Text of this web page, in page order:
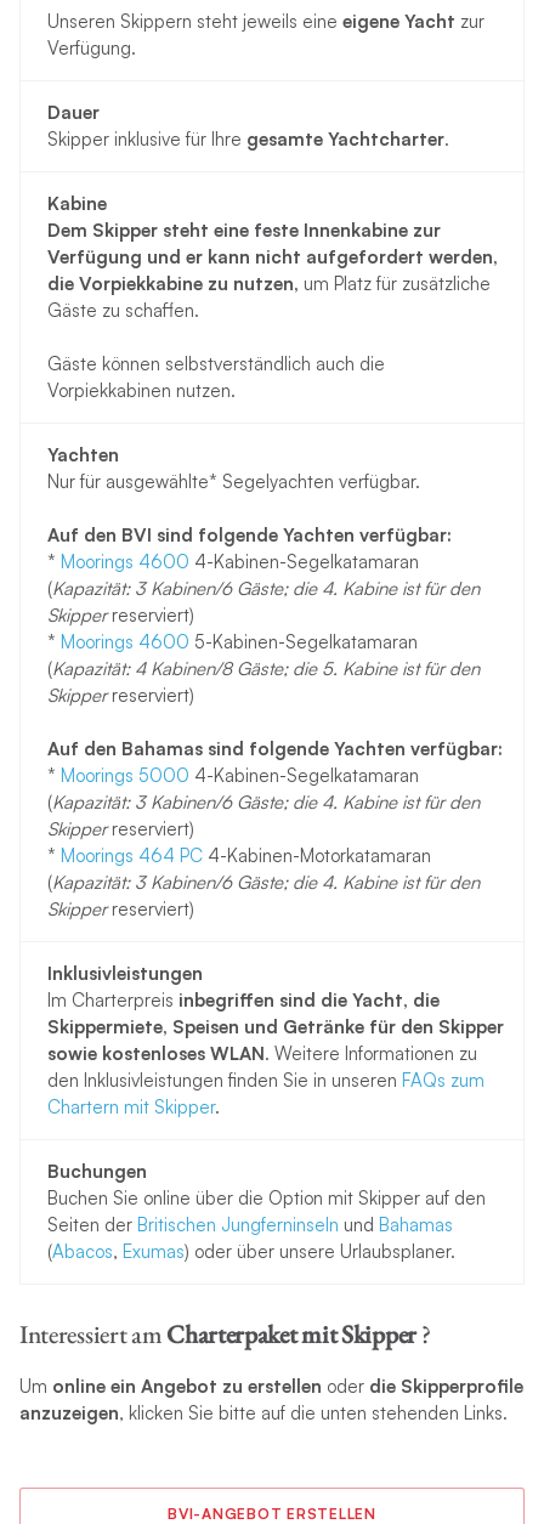
Unseren Skippern steht jeweils eineeigene Yacht zur
Verfügung.
Dauer
Skipper inklusive für Ihre gesamte Yachtcharter.
Kabine
Dem Skipper steht eine feste Innenkabine zur
Verfügung und er kann nicht aufgefordert werden,
die Vorpiekkabine zu nutzen, um Platz für zusätzliche
Gäste zu schaffen.
Gäste können selbstverständlich auch die
Vorpiekkabinen nutzen.
Yachten
Nur für ausgewählte* Segelyachten verfügbar.
Auf den BVI sind folgende Yachten verfügbar:
* Moorings 4600 4-Kabinen-Segelkatamaran
(Kapazität: 3 Kabinen/6 Gäste; die 4. Kabine ist für den
Skipperreserviert)
* Moorings 4600 5-Kabinen-Segelkatamaran
(Kapazität: 4 Kabinen/8 Gäste; die 5. Kabine ist für den
Skipperreserviert)
Auf den Bahamas sind folgende Yachten verfügbar:
* Moorings 5000 4-Kabinen-Segelkatamaran
(Kapazität: 3 Kabinen/6 Gäste; die 4. Kabine ist für den
Skipperreserviert)
* Moorings 464 PC 4-Kabinen-Motorkatamaran
(Kapazität: 3 Kabinen/6 Gäste; die 4. Kabine ist für den
Skipperreserviert)
Inklusivleistungen
Im Charterpreis inbegriffen sind die Yacht, die
Skippermiete, Speisen und Getränke für den Skipper
sowie kostenloses WLAN. Weitere Informationen zu
den Inklusivleistungen finden Sie in unseren FAQs zum
Chartern mit Skipper.
Buchungen
Buchen Sie online über die Option mit Skipper auf den
Seiten der Britischen Jungferninseln und Bahamas
(Abacos, Exumas) oder über unsere Urlaubsplaner.
Interessiert amCharterpaket mit Skipper?
Um online ein Angebot zu erstellen oder die Skipperprofile
anzuzeigen, klicken Sie bitte auf die unten stehenden Links.
BVI-ANGEBOT ERSTELLEN